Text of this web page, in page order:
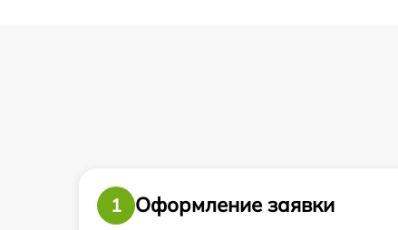
1
Оформление заявки